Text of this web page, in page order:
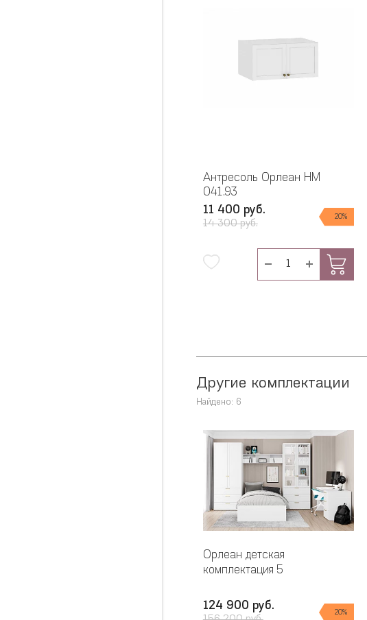
Антресоль Орлеан НМ
041.93
11 400 руб.
14 300 руб.
20%
Другие комплектации
Найдено: 6
Орлеан детская
комплектация 5
124 900 руб.
20%